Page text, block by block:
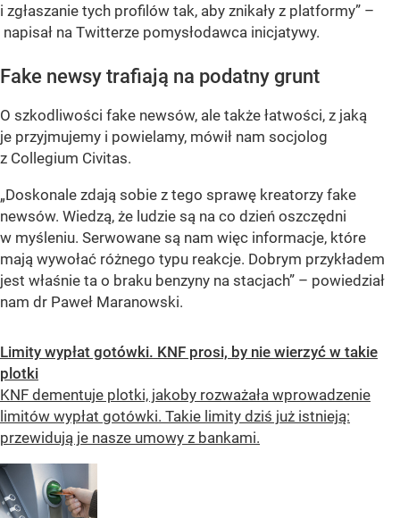
i zgłaszanie tych profilów tak, aby znikały z platformy” –
napisał na Twitterze pomysłodawca inicjatywy.
Fake newsy trafiają na podatny grunt
O szkodliwości fake newsów, ale także łatwości, z jaką
je przyjmujemy i powielamy, mówił nam socjolog
z Collegium Civitas.
„Doskonale zdają sobie z tego sprawę kreatorzy fake
newsów. Wiedzą, że ludzie są na co dzień oszczędni
w myśleniu. Serwowane są nam więc informacje, które
mają wywołać różnego typu reakcje. Dobrym przykładem
jest właśnie ta o braku benzyny na stacjach” – powiedział
nam dr Paweł Maranowski.
Limity wypłat gotówki. KNF prosi, by nie wierzyć w takie
plotki
KNF dementuje plotki, jakoby rozważała wprowadzenie
limitów wypłat gotówki. Takie limity dziś już istnieją:
przewidują je nasze umowy z bankami.